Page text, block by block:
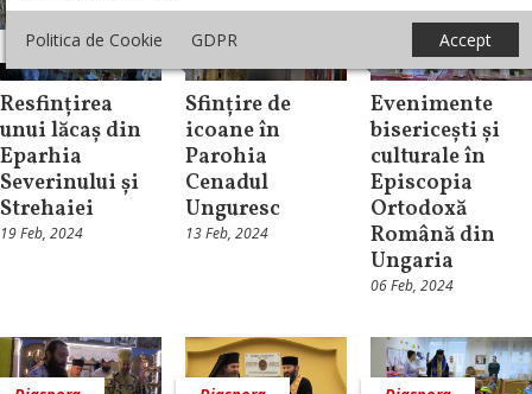
Politica de Cookie GDPR Accept
Știri
Resfințirea
unui lăcaș din
Eparhia
Severinului și
Strehaiei
19 Feb, 2024
Diaspora
Sfințire de
icoane în
Parohia
Cenadul
Unguresc
13 Feb, 2024
Diaspora
Evenimente
bisericești și
culturale în
Episcopia
Ortodoxă
Română din
Ungaria
06 Feb, 2024